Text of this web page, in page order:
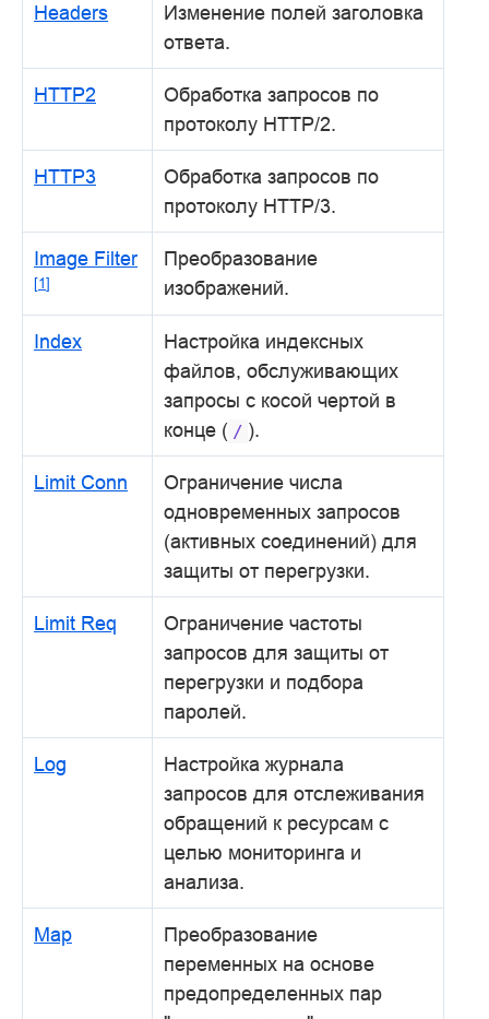
Headers
Изменение полей заголовка
ответа.
HTTP2
Обработка запросов по
протоколу HTTP/2.
HTTP3
Обработка запросов по
протоколу HTTP/3.
Image Filter
[1]
Преобразование
изображений.
Index
Настройка индексных
файлов, обслуживающих
запросы с косой чертой в
конце ( / ).
Limit Conn
Ограничение числа
одновременных запросов
(активных соединений) для
защиты от перегрузки.
Limit Req
Ограничение частоты
запросов для защиты от
перегрузки и подбора
паролей.
Log
Настройка журнала
запросов для отслеживания
обращений к ресурсам с
целью мониторинга и
анализа.
Map
Преобразование
переменных на основе
предопределенных пар